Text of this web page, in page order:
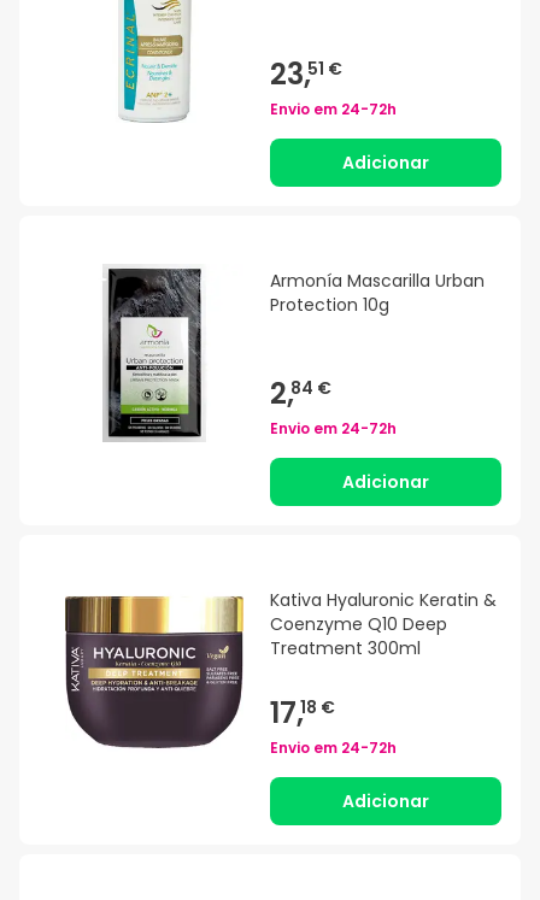
23,51 €
Envio em 24-72h
Adicionar
Armonía Mascarilla Urban
Protection 10g
2,84 €
Envio em 24-72h
Adicionar
Kativa Hyaluronic Keratin &
Coenzyme Q10 Deep
Treatment 300ml
17,18 €
Envio em 24-72h
Adicionar